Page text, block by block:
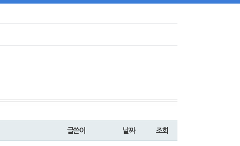
글쓴이 날짜 조회